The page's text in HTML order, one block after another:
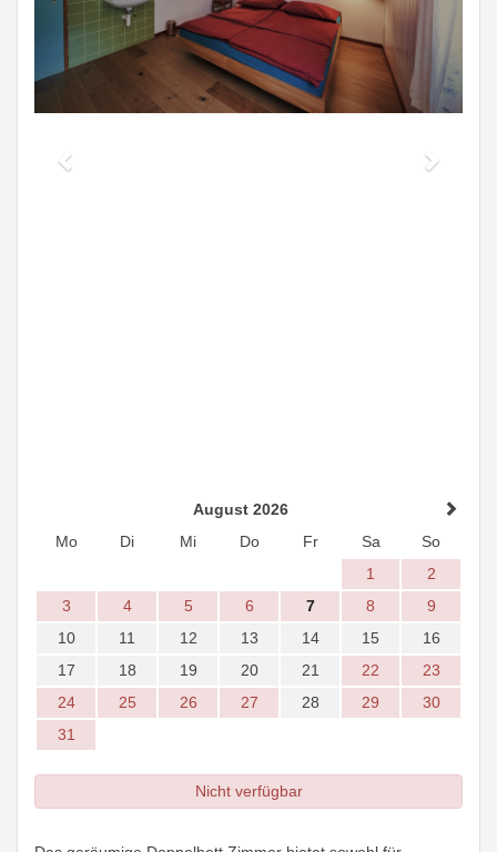
August 2026
Mo
Di Mi Do Fr Sa
So
1
2
3
4 5 6 7 8
9
10
11 12 13 14 15
16
17
18 19 20 21 22
23
24
25 26 27 28 29
30
31
Nicht verfügbar